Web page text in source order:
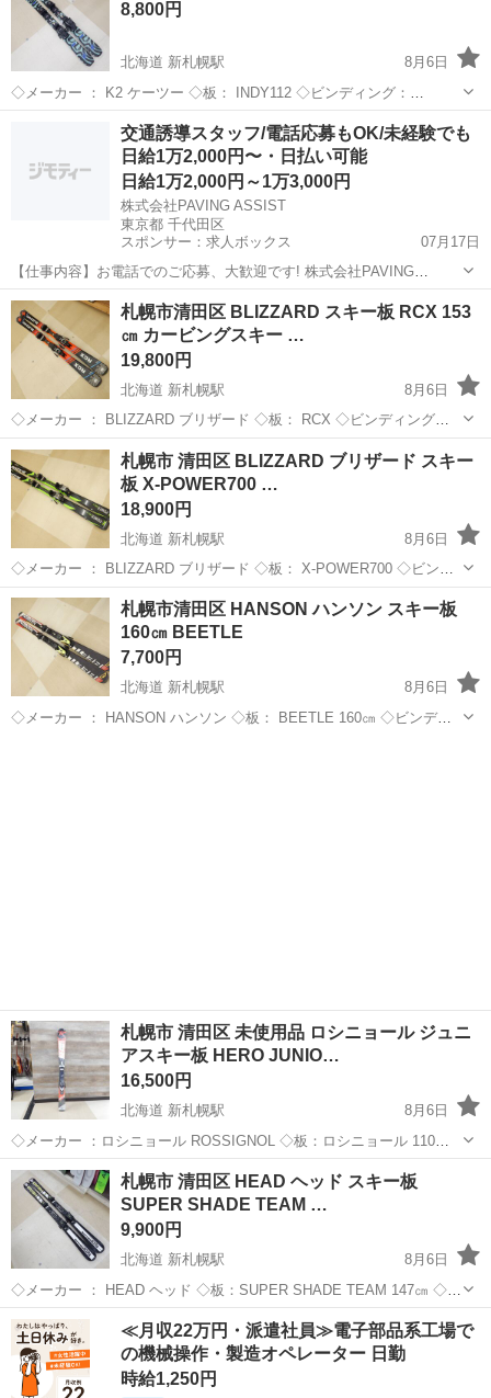
8,800円
北海道 新札幌駅
8月6日
◇メーカー ： K2 ケーツー ◇板： INDY112 ◇ビンディング：
MARKER4.5 ◇ソール長:190㎜-285㎜ 当方専門ではないため、年代や
仕様・状態など詳しいことは分かりかねます...
札幌市 新札幌駅 スキー ビンディング
交通誘導スタッフ/電話応募もOK/未経験でも
日給1万2,000円〜・日払い可能
日給1万2,000円～1万3,000円
株式会社PAVING ASSIST
東京都 千代田区
スポンサー：求人ボックス
07月17日
【仕事内容】お電話でのご応募、大歓迎です! 株式会社PAVING
ASSIST:03-5817-4907 「今すぐまとまったお金が必要」 「どうせ働く
なら人間関係のしがらみがない綺麗な営業所が良い」 そんな貴方にぴ
ったりの環境です...
アルバイト・パート
札幌市清田区 BLIZZARD スキー板 RCX 153
㎝ カービングスキー …
19,800円
北海道 新札幌駅
8月6日
◇メーカー ： BLIZZARD ブリザード ◇板： RCX ◇ビンディング：
MARKER10TP ◇ソール長:- 当方専門ではないため、年代や仕様・状
態など詳しいことは分かりかねます。 ま...
北海道 札幌市 新札幌駅 スキー
札幌市 清田区 BLIZZARD ブリザード スキー
板 X-POWER700 …
18,900円
北海道 新札幌駅
8月6日
◇メーカー ： BLIZZARD ブリザード ◇板： X-POWER700 ◇ビンデ
ィング：MARKER10.0TP ◇ソール長:- 当方専門ではないため、年代
や仕様・状態など詳しいことは分かり...
北海道 札幌市 新札幌駅 スキー ビンディング
札幌市清田区 HANSON ハンソン スキー板
160㎝ BEETLE
7,700円
北海道 新札幌駅
8月6日
◇メーカー ： HANSON ハンソン ◇板： BEETLE 160㎝ ◇ビンディ
札幌市 清田区 未使用品 ロシニョール ジュニ
アスキー板 HERO JUNIO…
16,500円
北海道 新札幌駅
8月6日
◇メーカー ：ロシニョール ROSSIGNOL ◇板：ロシニョール 110㎝
◇ビンディング：LOOK TEAM4 ◇ソール長：- 当方専門ではないた
め、年代や仕様・状態など詳しいことは分かりか...
北海道 札幌市 新札幌駅 スキー ビンディング
札幌市 清田区 HEAD ヘッド スキー板
SUPER SHADE TEAM …
9,900円
北海道 新札幌駅
8月6日
◇メーカー ： HEAD ヘッド ◇板：SUPER SHADE TEAM 147㎝ ◇ビ
ンディング：TYROLIA LRX4.5 ◇ソール長：239㎜-323㎜ 当方専門で
はないため、年代や仕様・...
北海道 札幌市 新札幌駅 スキー ビンディング
≪月収22万円・派遣社員≫電子部品系工場で
の機械操作・製造オペレーター 日勤
時給1,250円